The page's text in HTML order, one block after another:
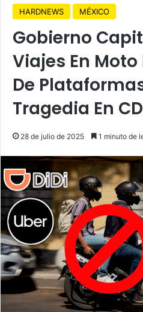
HARDNEWS MÉXICO
Gobierno
Viajes En Moto
De
Tragedia En
28 de julio de 2025 1 minuto de